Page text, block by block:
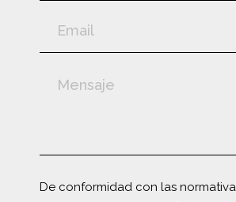
De conformidad con las